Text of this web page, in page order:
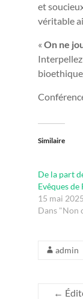
et
véritable
« On ne
Similaire
De la part
Evêques de
15 mai 2025
Dans "Non
admin
←